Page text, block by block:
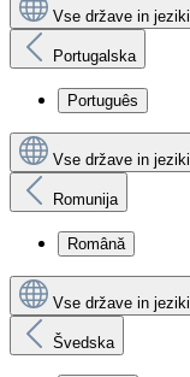
Vse države in jeziki
Portugalska
Português
Vse države in jeziki
Romunija
Română
Vse države in jeziki
Švedska